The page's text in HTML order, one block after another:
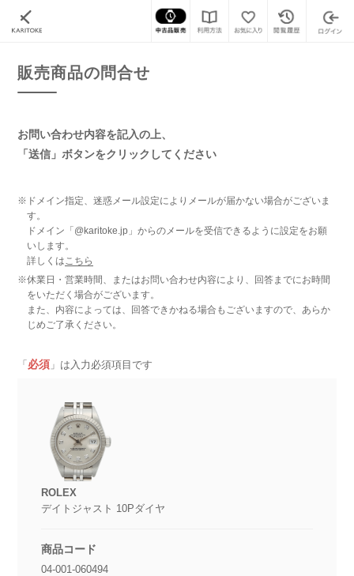
カリトケ 販売商品の問合せ
販売商品の問合せ
お問い合わせ内容を記入の上、
「送信」ボタンをクリックしてください
※ドメイン指定、迷惑メール設定によりメールが届かない場合がございま
す。
ドメイン「@karitoke.jp」からのメールを受信できるように設定をお願
いします。
詳しくはこちら
※休業日・営業時間、またはお問い合わせ内容により、回答までにお時間
をいただく場合がございます。
また、内容によっては、回答できかねる場合もございますので、あらか
じめご了承ください。
「 必須 」は入力必須項目です
ROLEX
デイトジャスト 10Pダイヤ
商品コード
04-001-060494